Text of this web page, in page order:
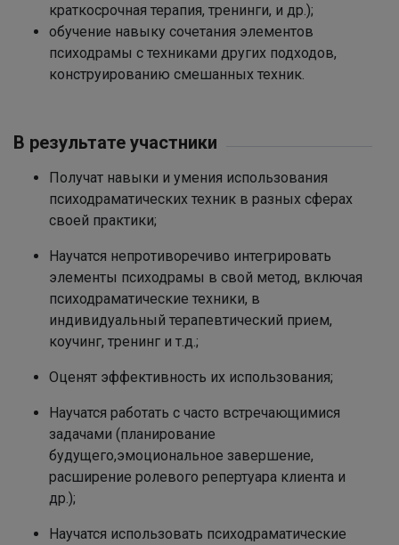
краткосрочная терапия, тренинги, и др.);
обучение навыку сочетания элементов
психодрамы с техниками других подходов,
конструированию смешанных техник.
В результате участники
Получат навыки и умения использования
психодраматических техник в разных сферах
своей практики;
Научатся непротиворечиво интегрировать
элементы психодрамы в свой метод, включая
психодраматические техники, в
индивидуальный терапевтический прием,
коучинг, тренинг и т.д.;
Оценят эффективность их использования;
Научатся работать с часто встречающимися
задачами (планирование
будущего,эмоциональное завершение,
расширение ролевого репертуара клиента и
др.);
Научатся использовать психодраматические